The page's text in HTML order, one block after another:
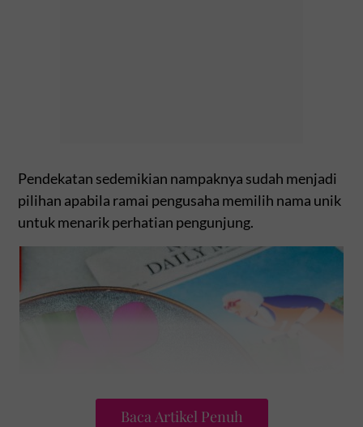
Pendekatan sedemikian nampaknya sudah menjadi
pilihan apabila ramai pengusaha memilih nama unik
untuk menarik perhatian pengunjung.
Baca Artikel Penuh